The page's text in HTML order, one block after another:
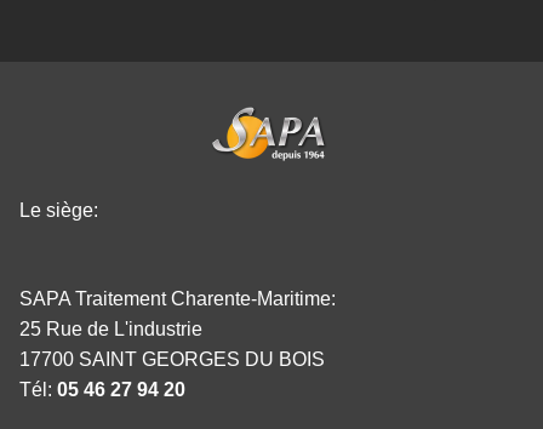
Le siège:
SAPA Traitement Charente-Maritime:
25 Rue de L'industrie
17700 SAINT GEORGES DU BOIS
Tél: 05 46 27 94 20